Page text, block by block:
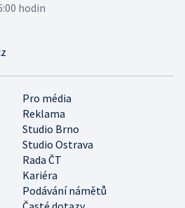
Pro média
Reklama
Studio Brno
Studio Ostrava
Rada ČT
Kariéra
Podávání námětů
hodin